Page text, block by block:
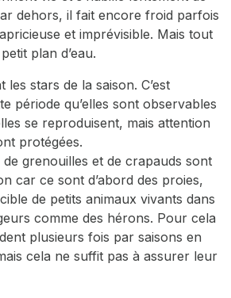
dehors, il fait encore froid parfois
et imprévisible. Mais tout
plan d’eau.
les stars de la saison. C’est
période qu’elles sont observables
se reproduisent, mais attention
protégées.
de grenouilles et de crapauds sont
car ce sont d’abord des proies,
de petits animaux vivants dans
comme des hérons. Pour cela
plusieurs fois par saisons en
cela ne suffit pas à assurer leur